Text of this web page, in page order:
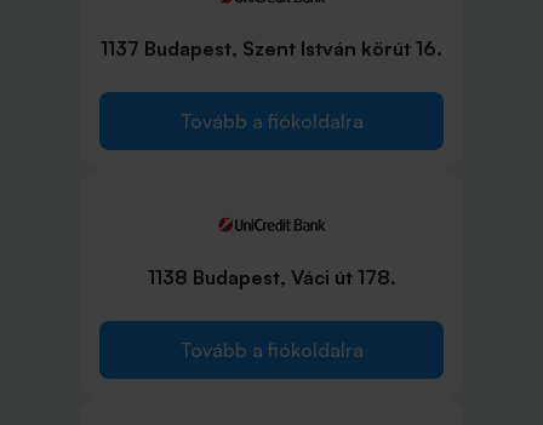
1137 Budapest, Szent István körút 16.
Tovább a fiókoldalra
1138 Budapest, Váci út 178.
Tovább a fiókoldalra